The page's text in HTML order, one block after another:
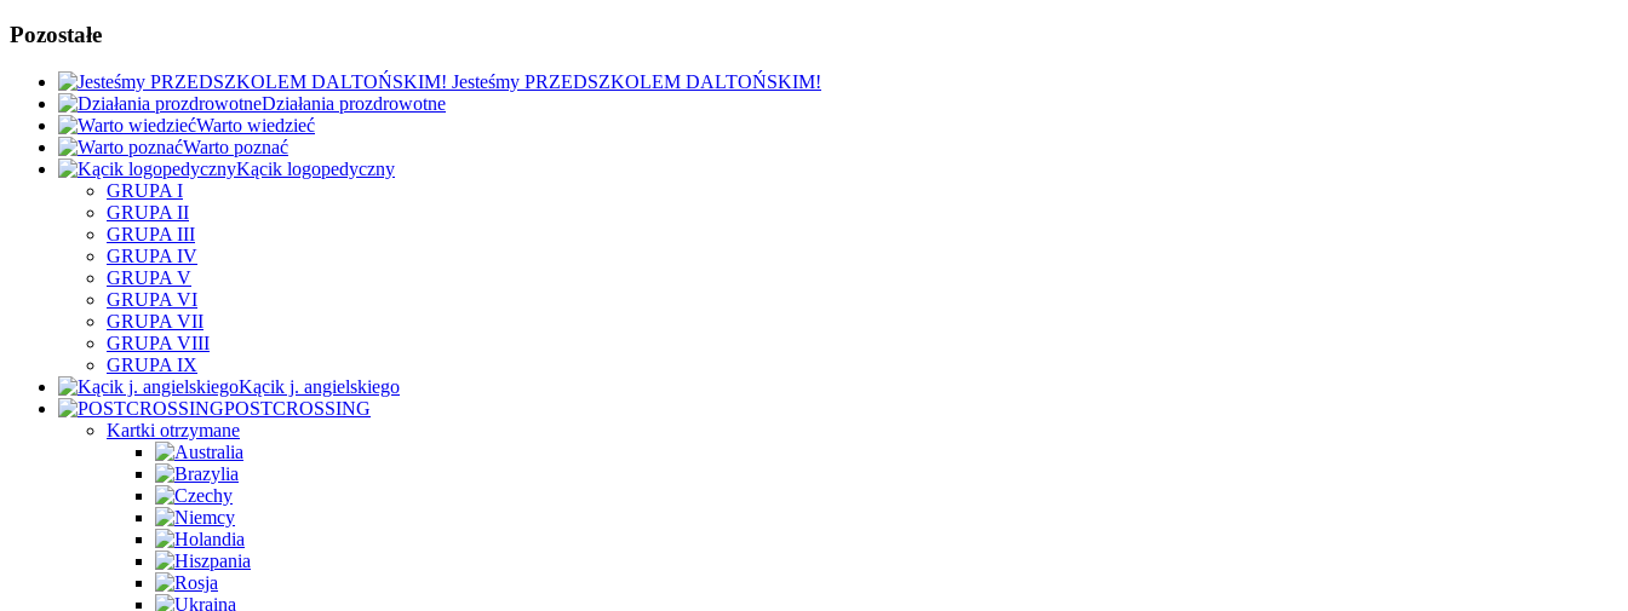
Pozostałe
Jesteśmy PRZEDSZKOLEM DALTOŃSKIM!
Działania prozdrowotne
Warto wiedzieć
Warto poznać
Kącik logopedyczny
GRUPA I
GRUPA II
GRUPA III
GRUPA IV
GRUPA V
GRUPA VI
GRUPA VII
GRUPA VIII
GRUPA IX
Kącik j. angielskiego
POSTCROSSING
Kartki otrzymane